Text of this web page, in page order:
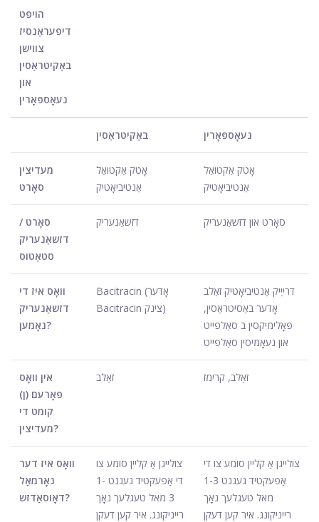
הויפּט
דיפעראַנסיז
צווישן
באַקיטראַסין
און
נעאָספּאָרין
באַקיטראַסין נעאָספּאָרין
מעדיצין
סאָרט
אָטק אַקטואַל
אַנטיביאָטיק
אָטק אַקטואַל
אַנטיביאָטיק
סאָרט /
דזשאַנעריק
סטאַטוס
דזשאַנעריק סאָרט און דזשאַנעריק
וואָס איז די
דזשאַנעריק
נאָמען?
Bacitracin (אָדער
Bacitracin צינק)
דרייַיק אַנטיביאָטיק זאַלב
אָדער באַסיטראַסין,
פּאָלימיקסין ב סאַלפייט
און נעאָמיסין סאַלפייט
אין וואָס
פאָרעם (ן)
קומט די
מעדיצין?
זאַלב זאַלב, קרימז
וואָס איז דער
נאָרמאַל
דאָוסאַדזש?
צולייגן אַ קליין סומע צו
די אַפעקטיד געגנט 1-
3 מאל טעגלעך נאָך
רייניקונג. איר קען דעקן
צולייגן אַ קליין סומע צו די
אַפעקטיד געגנט 1-3
מאל טעגלעך נאָך
רייניקונג. איר קען דעקן